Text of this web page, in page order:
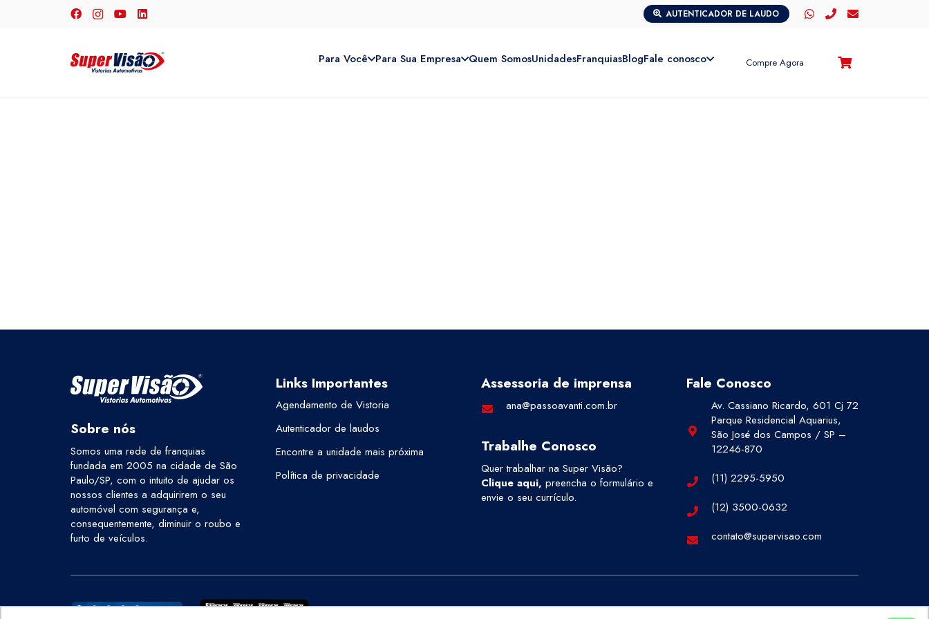
AUTENTICADOR DE LAUDO
Para Você Para Sua Empresa Quem SomosUnidadesFranquiasBlogFale conosco Compre Agora
Sobre nós
Somos uma rede de franquias
fundada em 2005 na cidade de São
Paulo/SP, com o intuito de ajudar os
nossos clientes a adquirirem o seu
automóvel com segurança e,
consequentemente, diminuir o roubo e
furto de veículos.
Links Importantes
Agendamento de Vistoria
Autenticador de laudos
Encontre a unidade mais próxima
Política de privacidade
Assessoria de imprensa
ana@passoavanti.com.br
Trabalhe Conosco
Quer trabalhar na Super Visão?
Clique aqui, preencha o formulário e
envie o seu currículo.
Fale Conosco
Av. Cassiano Ricardo, 601 Cj 72
Parque Residencial Aquarius,
São José dos Campos / SP –
12246-870
(11) 2295-5950
(12) 3500-0632
contato@supervisao.com